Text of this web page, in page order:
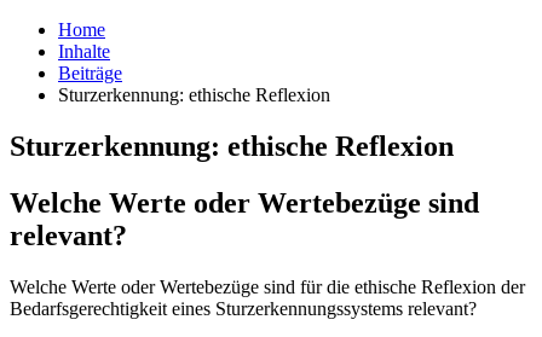
Home
Inhalte
Beiträge
Sturzerkennung: ethische Reflexion
Sturzerkennung: ethische Reflexion
Welche Werte oder Wertebezüge sind
relevant?
Welche Werte oder Wertebezüge sind für die ethische Reflexion der
Bedarfsgerechtigkeit eines Sturzerkennungssystems relevant?